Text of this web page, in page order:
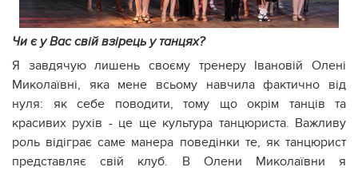
Чи є у Вас свій взірець у танцях?
Я завдячую лишень своєму тренеру Івановій Олені
Миколаївні, яка мене всьому навчила фактично від
нуля: як себе поводити, тому що окрім танців та
красивих рухів - це ще культура танцюриста. Важливу
роль відіграє саме манера поведінки те, як танцюрист
представляє свій клуб. В Олени Миколаївни я